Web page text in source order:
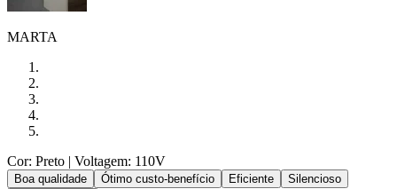
MARTA
Cor: Preto | Voltagem: 110V
Boa qualidade Ótimo custo-benefício Eficiente
Silencioso